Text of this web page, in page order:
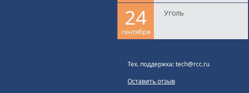
24
сентября
Уголь
Тех. поддержка: tech@rcc.ru
Оставить отзыв